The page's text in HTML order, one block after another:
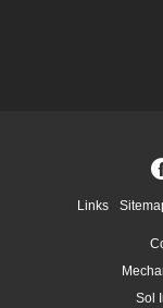
Links
Sol